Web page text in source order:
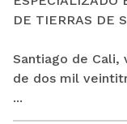
DE TIERRAS DE
Santiago de Cali,
de dos mil
...